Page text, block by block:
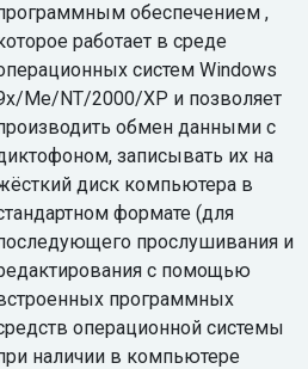
обеспечением ,
работает в среде
систем Windows
Me/NT/2000/XP и позволяет
обмен данными с
записывать их на
диск компьютера в
формате (для
прослушивания и
с помощью
программных
операционной системы
наличии в компьютере